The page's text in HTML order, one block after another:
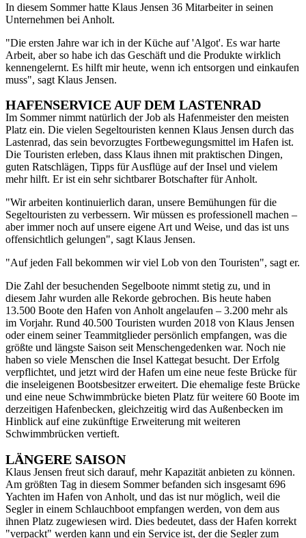
In diesem Sommer hatte Klaus Jensen 36 Mitarbeiter in seinen
Unternehmen bei Anholt.
"Die ersten Jahre war ich in der Küche auf 'Algot'. Es war harte
Arbeit, aber so habe ich das Geschäft und die Produkte wirklich
kennengelernt. Es hilft mir heute, wenn ich entsorgen und einkaufen
muss", sagt Klaus Jensen.
HAFENSERVICE AUF DEM LASTENRAD
Im Sommer nimmt natürlich der Job als Hafenmeister den meisten
Platz ein. Die vielen Segeltouristen kennen Klaus Jensen durch das
Lastenrad, das sein bevorzugtes Fortbewegungsmittel im Hafen ist.
Die Touristen erleben, dass Klaus ihnen mit praktischen Dingen,
guten Ratschlägen, Tipps für Ausflüge auf der Insel und vielem
mehr hilft. Er ist ein sehr sichtbarer Botschafter für Anholt.
"Wir arbeiten kontinuierlich daran, unsere Bemühungen für die
Segeltouristen zu verbessern. Wir müssen es professionell machen –
aber immer noch auf unsere eigene Art und Weise, und das ist uns
offensichtlich gelungen", sagt Klaus Jensen.
"Auf jeden Fall bekommen wir viel Lob von den Touristen", sagt er.
Die Zahl der besuchenden Segelboote nimmt stetig zu, und in
diesem Jahr wurden alle Rekorde gebrochen. Bis heute haben
13.500 Boote den Hafen von Anholt angelaufen – 3.200 mehr als
im Vorjahr. Rund 40.500 Touristen wurden 2018 von Klaus Jensen
oder einem seiner Teammitglieder persönlich empfangen, was die
größte und längste Saison seit Menschengedenken war. Noch nie
haben so viele Menschen die Insel Kattegat besucht. Der Erfolg
verpflichtet, und jetzt wird der Hafen um eine neue feste Brücke für
die inseleigenen Bootsbesitzer erweitert. Die ehemalige feste Brücke
und eine neue Schwimmbrücke bieten Platz für weitere 60 Boote im
derzeitigen Hafenbecken, gleichzeitig wird das Außenbecken im
Hinblick auf eine zukünftige Erweiterung mit weiteren
Schwimmbrücken vertieft.
LÄNGERE SAISON
Klaus Jensen freut sich darauf, mehr Kapazität anbieten zu können.
Am größten Tag in diesem Sommer befanden sich insgesamt 696
Yachten im Hafen von Anholt, und das ist nur möglich, weil die
Segler in einem Schlauchboot empfangen werden, von dem aus
ihnen Platz zugewiesen wird. Dies bedeutet, dass der Hafen korrekt
"verpackt" werden kann und ein Service ist, der die Segler zum